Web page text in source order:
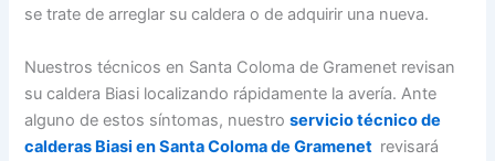
se trate de arreglar su caldera o de adquirir una nueva.
Nuestros técnicos en Santa Coloma de Gramenet revisan
su caldera Biasi localizando rápidamente la avería. Ante
alguno de estos síntomas, nuestroservicio técnico de
calderas Biasi en Santa Coloma de Gramenet revisará